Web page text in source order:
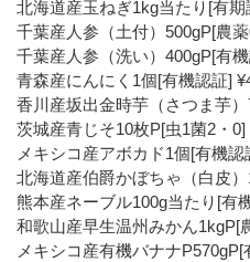
北海道産玉ねぎ1kg当たり[有期
千葉産人参（土付）500gP[農
千葉産人参（洗い）400gP[有
青森産にんにく1個[有機認証]
香川産坂出金時芋（さつま芋
茨城産青じそ10枚P[虫1菌2・0]
メキシコ産アボカド1個[有機認
北海道産伯爵かぼちゃ（白皮
熊本産ネーブル100g当たり[有
和歌山産早生温州みかん1kgP[
メキシコ産有機バナナP570gP[